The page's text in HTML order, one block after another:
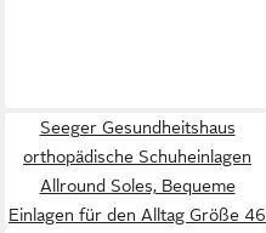
Seeger Gesundheitshaus
orthopädische Schuheinlagen
Allround Soles, Bequeme
Einlagen für den Alltag Größe 46